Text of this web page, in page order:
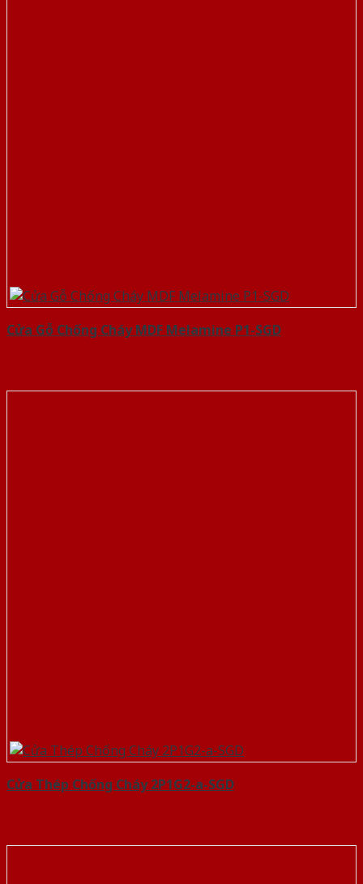
Cửa Gỗ Chống Cháy MDF Melamine P1-SGD
Cửa Thép Chống Cháy 2P1G2-a-SGD